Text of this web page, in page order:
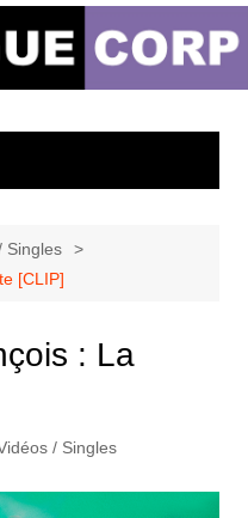
Corp –
Musicales
Singles
[CLIP]
: La
/ Singles